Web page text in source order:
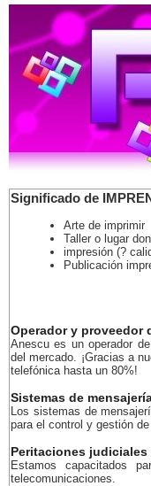
Significado de
Arte de imprimir
Taller o lugar
impresión (?
Publicación
Operador y proveedor
Anescu es un operador
del mercado. ¡Gracias a
telefónica hasta un 80%!
Sistemas de
Los sistemas de
para el control y gestión
Peritaciones
Estamos capacitados
telecomunicaciones.